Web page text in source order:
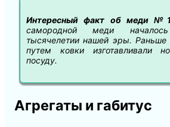
Интересный факт об меди
самородной меди
тысячелетии нашей эры. Раньше
путем ковки изготавливали
посуду.
Агрегаты и габитус